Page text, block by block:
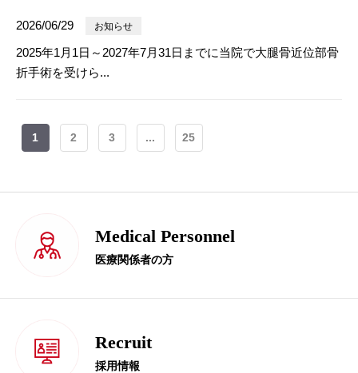
2026/06/29 お知らせ
2025年1月1日～2027年7月31日までに当院で大腿骨近位部骨
折手術を受けら...
1 2 3 ... 25
Medical Personnel
医療関係者の方
Recruit
採用情報